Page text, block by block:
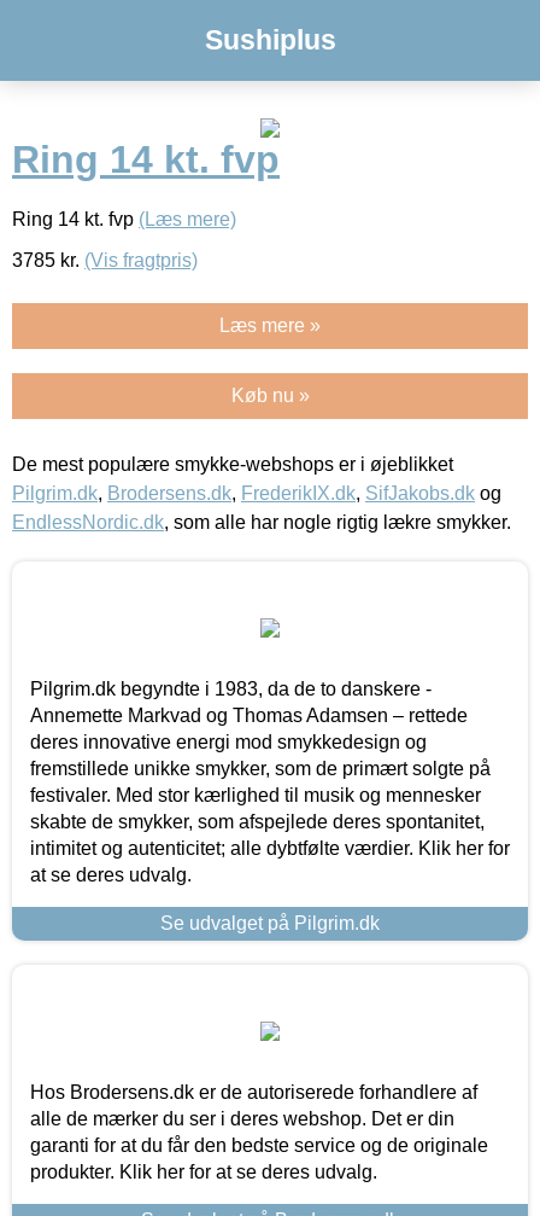
Sushiplus
Ring 14 kt. fvp
Ring 14 kt. fvp (Læs mere)
3785 kr. (Vis fragtpris)
Læs mere »
Køb nu »
De mest populære smykke-webshops er i øjeblikket
Pilgrim.dk, Brodersens.dk, FrederikIX.dk, SifJakobs.dk og
EndlessNordic.dk, som alle har nogle rigtig lækre smykker.
Pilgrim.dk begyndte i 1983, da de to danskere -
Annemette Markvad og Thomas Adamsen – rettede
deres innovative energi mod smykkedesign og
fremstillede unikke smykker, som de primært solgte på
festivaler. Med stor kærlighed til musik og mennesker
skabte de smykker, som afspejlede deres spontanitet,
intimitet og autenticitet; alle dybtfølte værdier. Klik her for
at se deres udvalg.
Se udvalget på Pilgrim.dk
Hos Brodersens.dk er de autoriserede forhandlere af
alle de mærker du ser i deres webshop. Det er din
garanti for at du får den bedste service og de originale
produkter. Klik her for at se deres udvalg.